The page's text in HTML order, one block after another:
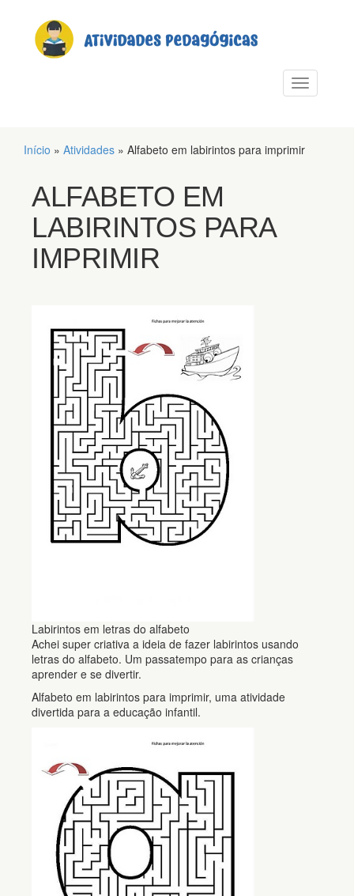
Alternar
Início » Atividades » Alfabeto em labirintos para imprimir
ALFABETO EM
LABIRINTOS PARA
IMPRIMIR
Labirintos em letras do alfabeto
Achei super criativa a ideia de fazer labirintos usando
letras do alfabeto. Um passatempo para as crianças
aprender e se divertir.
Alfabeto em labirintos para imprimir, uma atividade
divertida para a educação infantil.